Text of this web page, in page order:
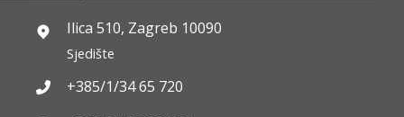
Ilica 510, Zagreb 10090
Sjedište
+385/1/34 65 720